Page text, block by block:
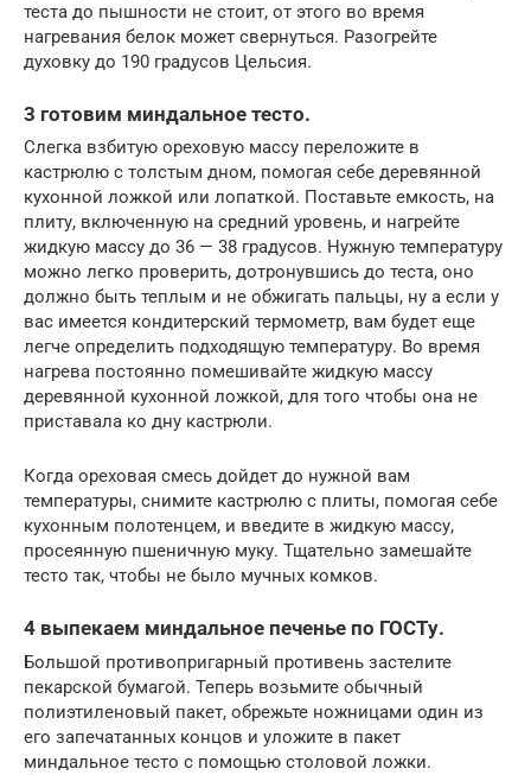
теста до пышности не стоит, от этого во время
нагревания белок может свернуться. Разогрейте
духовку до 190 градусов Цельсия.
3 готовим миндальное тесто.
Слегка взбитую ореховую массу переложите в
кастрюлю с толстым дном, помогая себе деревянной
кухонной ложкой или лопаткой. Поставьте емкость, на
плиту, включенную на средний уровень, и нагрейте
жидкую массу до 36 — 38 градусов. Нужную температуру
можно легко проверить, дотронувшись до теста, оно
должно быть теплым и не обжигать пальцы, ну а если у
вас имеется кондитерский термометр, вам будет еще
легче определить подходящую температуру. Во время
нагрева постоянно помешивайте жидкую массу
деревянной кухонной ложкой, для того чтобы она не
приставала ко дну кастрюли.
Когда ореховая смесь дойдет до нужной вам
температуры, снимите кастрюлю с плиты, помогая себе
кухонным полотенцем, и введите в жидкую массу,
просеянную пшеничную муку. Тщательно замешайте
тесто так, чтобы не было мучных комков.
4 выпекаем миндальное печенье по ГОСТу.
Большой противопригарный противень застелите
пекарской бумагой. Теперь возьмите обычный
полиэтиленовый пакет, обрежьте ножницами один из
его запечатанных концов и уложите в пакет
миндальное тесто с помощью столовой ложки.